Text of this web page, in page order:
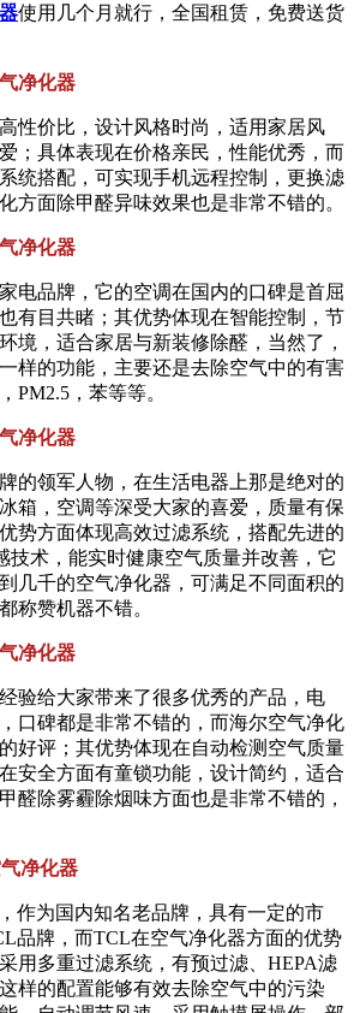
使用几个月就行，全国租赁，免费送货
净化器
性价比，设计风格时尚，适用家居风
；具体表现在价格亲民，性能优秀，而
统搭配，可实现手机远程控制，更换滤
方面除甲醛异味效果也是非常不错的。
净化器
电品牌，它的空调在国内的口碑是首屈
有目共睹；其优势体现在智能控制，节
境，适合家居与新装修除醛，当然了，
样的功能，主要还是去除空气中的有害
PM2.5，苯等等。
净化器
的领军人物，在生活电器上那是绝对的
箱，空调等深受大家的喜爱，质量有保
势方面体现高效过滤系统，搭配先进的
技术，能实时健康空气质量并改善，它
几千的空气净化器，可满足不同面积的
称赞机器不错。
净化器
验给大家带来了很多优秀的产品，电
口碑都是非常不错的，而海尔空气净化
好评；其优势体现在自动检测空气质量
安全方面有童锁功能，设计简约，适合
醛除雾霾除烟味方面也是非常不错的，
净化器
作为国内知名老品牌，具有一定的市
品牌，而TCL在空气净化器方面的优势
用多重过滤系统，有预过滤、HEPA滤
样的配置能够有效去除空气中的污染